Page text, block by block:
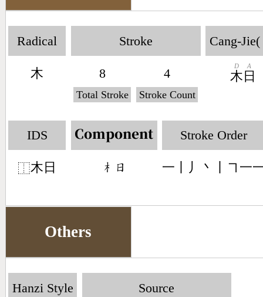
Radical
木
Stroke
8
Total Stroke
4
Stroke Count
Cang-Jie(
木
D
日
A
IDS
⿰木日
Component
󶂸󶃐
Stroke Order
一丨丿丶丨㇕一
Others
Hanzi Style Source